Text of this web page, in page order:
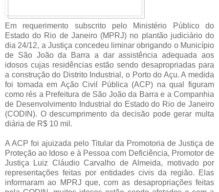
Em requerimento subscrito pelo Ministério Público do
Estado do Rio de Janeiro (MPRJ) no plantão judiciário do
dia 24/12, a Justiça concedeu liminar obrigando o Município
de São João da Barra a dar assistência adequada aos
idosos cujas residências estão sendo desapropriadas para
a construção do Distrito Industrial, o Porto do Açu. A medida
foi tomada em Ação Civil Pública (ACP) na qual figuram
como rés a Prefeitura de São João da Barra e a Companhia
de Desenvolvimento Industrial do Estado do Rio de Janeiro
(CODIN). O descumprimento da decisão pode gerar multa
diária de R$ 10 mil.
A ACP foi ajuizada pelo Titular da Promotoria de Justiça de
Proteção ao Idoso e à Pessoa com Deficiência, Promotor de
Justiça Luiz Cláudio Carvalho de Almeida, motivado por
representações feitas por entidades civis da região. Elas
informaram ao MPRJ que, com as desapropriações feitas